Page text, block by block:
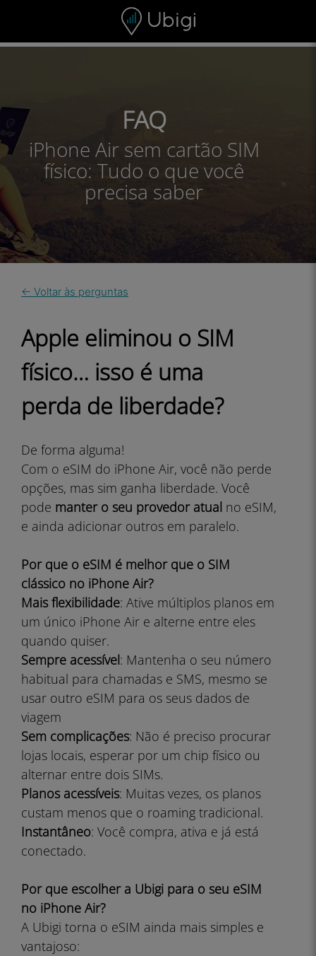
Barra de navegação
FAQ
iPhone Air sem cartão SIM
físico: Tudo o que você
precisa saber
← Voltar às perguntas
Apple eliminou o SIM
físico… isso é uma
perda de liberdade?
De forma alguma!
Com o eSIM do iPhone Air, você não perde
opções, mas sim ganha liberdade. Você
pode manter o seu provedor atual no eSIM,
e ainda adicionar outros em paralelo.
Por que o eSIM é melhor que o SIM
clássico no iPhone Air?
Mais flexibilidade: Ative múltiplos planos em
um único iPhone Air e alterne entre eles
quando quiser.
Sempre acessível: Mantenha o seu número
habitual para chamadas e SMS, mesmo se
usar outro eSIM para os seus dados de
viagem
Sem complicações: Não é preciso procurar
lojas locais, esperar por um chip físico ou
alternar entre dois SIMs.
Planos acessíveis: Muitas vezes, os planos
custam menos que o roaming tradicional.
Instantâneo: Você compra, ativa e já está
conectado.
Por que escolher a Ubigi para o seu eSIM
no iPhone Air?
A Ubigi torna o eSIM ainda mais simples e
vantajoso: